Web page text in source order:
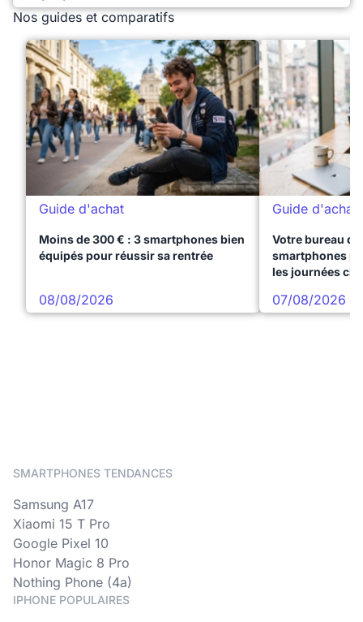
Nos guides et comparatifs
Guide d'achat
Moins de 300 € : 3 smartphones bien
équipés pour réussir sa rentrée
08/08/2026
Guide d'achat
Votre bureau
smartphones
les journées
07/08/2026
SMARTPHONES TENDANCES
Samsung A17
Xiaomi 15 T Pro
Google Pixel 10
Honor Magic 8 Pro
Nothing Phone (4a)
IPHONE POPULAIRES